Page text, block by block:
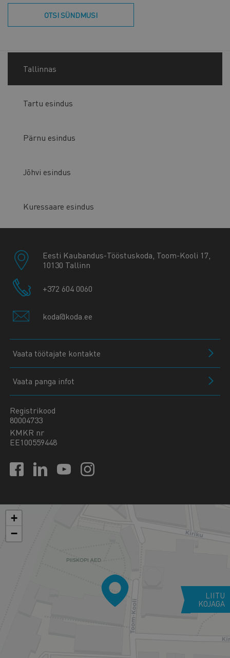
OTSI SÜNDMUSI
Tallinnas
Tartu esindus
Pärnu esindus
Jõhvi esindus
Kuressaare esindus
Eesti Kaubandus-Tööstuskoda, Toom-Kooli 17,
10130 Tallinn
+372 604 0060
koda@koda.ee
Vaata töötajate kontakte
Vaata panga infot
Registrikood
80004733
KMKR nr
EE100559448
+
−
LIITU
KOJAGA